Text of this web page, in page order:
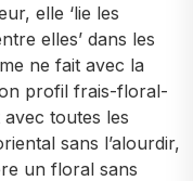
elle ‘lie les
elles’ dans les
ne fait avec la
profil frais-floral-
avec toutes les
sans l’alourdir,
un floral sans